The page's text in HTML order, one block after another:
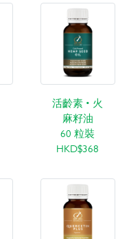
活齡素 • 火
麻籽油
60 粒裝
HKD$368